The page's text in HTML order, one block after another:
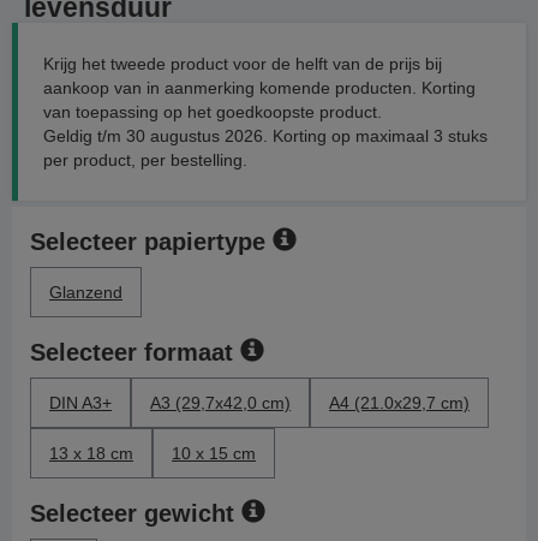
levensduur
Krijg het tweede product voor de helft van de prijs bij
aankoop van in aanmerking komende producten. Korting
van toepassing op het goedkoopste product.
Geldig t/m 30 augustus 2026. Korting op maximaal 3 stuks
per product, per bestelling.
Selecteer papiertype
Glanzend
Selecteer formaat
DIN A3+ A3 (29,7x42,0 cm) A4 (21.0x29,7 cm)
13 x 18 cm 10 x 15 cm
Selecteer gewicht